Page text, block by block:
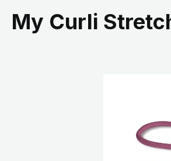
My Curli